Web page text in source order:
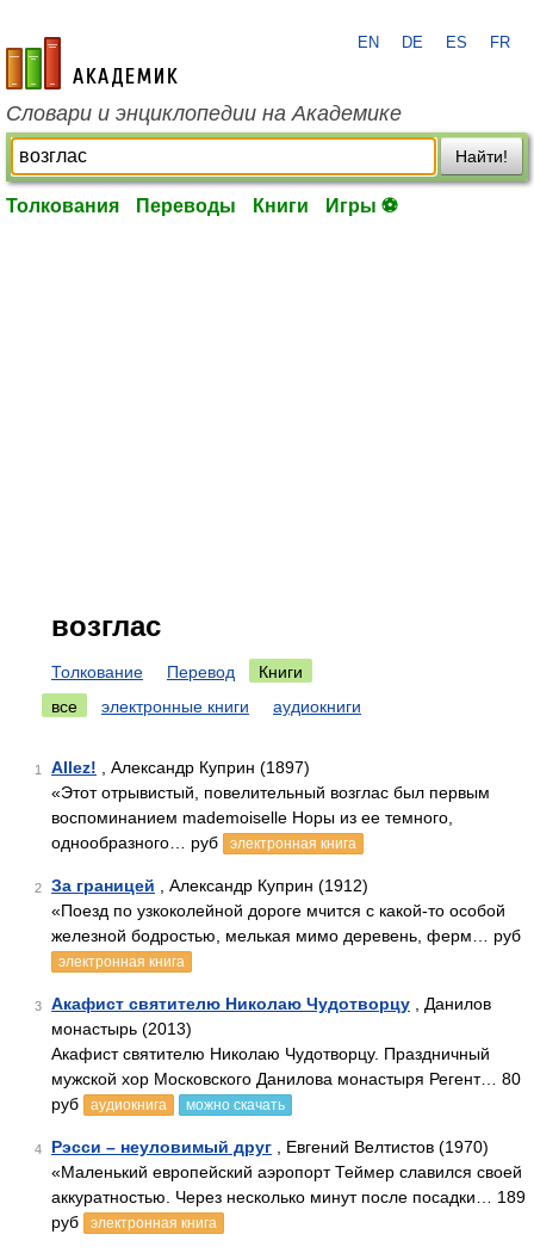
academic.ru
EN DE ES FR
Словари и энциклопедии на Академике
Найти!
Толкования Переводы Книги Игры ⚽
возглас
Толкование Перевод
Книги
все
электронные книги аудиокниги
1 Allez! , Александр Куприн (1897)
«Этот отрывистый, повелительный возглас был первым
воспоминанием mademoiselle Норы из ее темного,
однообразного… руб
электронная книга
2 За границей , Александр Куприн (1912)
«Поезд по узкоколейной дороге мчится с какой-то особой
железной бодростью, мелькая мимо деревень, ферм… руб
электронная книга
3 Акафист святителю Николаю Чудотворцу , Данилов
монастырь (2013)
Акафист святителю Николаю Чудотворцу. Праздничный
мужской хор Московского Данилова монастыря Регент… 80
руб
аудиокнига можно скачать
4 Рэсси – неуловимый друг , Евгений Велтистов (1970)
«Маленький европейский аэропорт Теймер славился своей
аккуратностью. Через несколько минут после посадки… 189
руб
электронная книга